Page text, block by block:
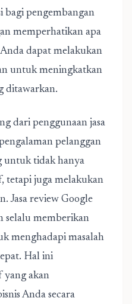
bagi pengembangan
memperhatikan apa
dapat melakukan
untuk meningkatkan
ditawarkan.
dari penggunaan jasa
pelanggan
untuk tidak hanya
tetapi juga melakukan
Jasa review Google
selalu memberikan
menghadapi masalah
Hal ini
yang akan
Anda secara